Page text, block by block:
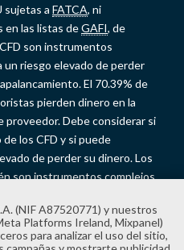
(NIF A87520771) y nuestros
Platforms Ireland, Mixpanel)
para analizar el uso del sitio,
sujetas a FATCA, ni
en las listas deGAFI, de
son instrumentos
un riesgo elevado de perder
El 70.39% de
pierden dinero en la
proveedor. Debe considerar si
los CFD y si puede
de perder su dinero. Los
son instrumentos complejos
y las Opciones no
negativo y las pérdidas